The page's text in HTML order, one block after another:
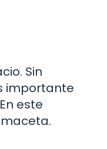
Sin
importante
este